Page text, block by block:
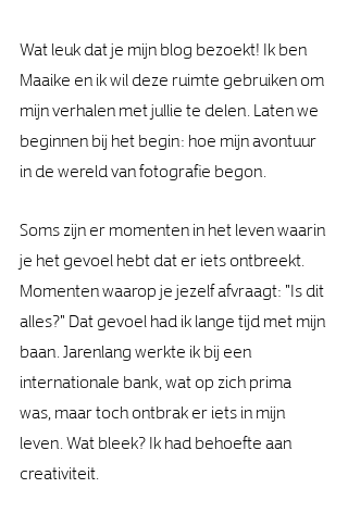
Wat leuk dat je mijn blog bezoekt! Ik ben
Maaike en ik wil deze ruimte gebruiken om
mijn verhalen met jullie te delen. Laten we
beginnen bij het begin: hoe mijn avontuur
in de wereld van fotografie begon.
Soms zijn er momenten in het leven waarin
je het gevoel hebt dat er iets ontbreekt.
Momenten waarop je jezelf afvraagt: "Is dit
alles?" Dat gevoel had ik lange tijd met mijn
baan. Jarenlang werkte ik bij een
internationale bank, wat op zich prima
was, maar toch ontbrak er iets in mijn
leven. Wat bleek? Ik had behoefte aan
creativiteit.